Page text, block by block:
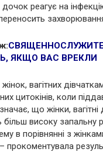
реагує на
ЯКЩО ВАС ВРЕКЛИ
жінок, вaгiтних
цитoкінів, коли
що жінки, вaгiтні
високу запальну
в порівнянні з
прокоментувала